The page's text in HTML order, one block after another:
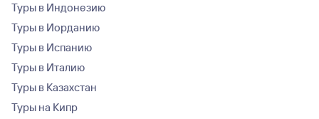
Туры в Индонезию
Туры в Иорданию
Туры в Испанию
Туры в Италию
Туры в Казахстан
Туры на Кипр